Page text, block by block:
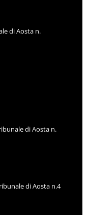
di Aosta n.
di Aosta n.
di Aosta n.4